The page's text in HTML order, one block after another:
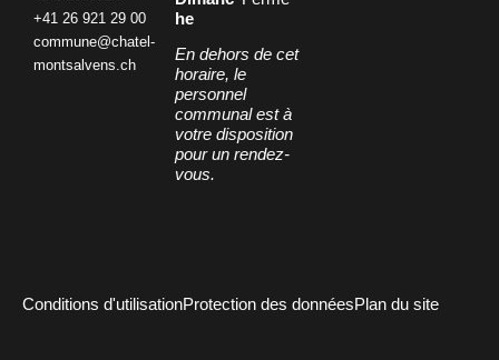
+41 26 921 29 00
commune@chatel-
montsalvens.ch
he
En dehors de cet
horaire, le
personnel
communal est à
votre disposition
pour un rendez-
vous.
Conditions d'utilisationProtection des donnéesPlan du site